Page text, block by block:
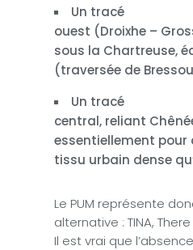
Un tracé
ouest (Droixhe –
sous la Chartreuse,
(traversée de
Un tracé
central, reliant
essentiellement pour
tissu urbain dense
Le PUM représente
alternative : TINA,
Il est vrai que